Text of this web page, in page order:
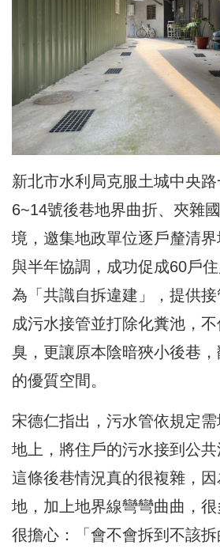
新北市水利局克服土城中央
6~14號後巷地界曲折、夾雜
境，邀集地政單位逐戶釐清
與半年協調，成功促成60戶
為「共識自拆違建」，提供
成污水接管並打除化糞池，
臭，更讓原本陰暗狹小後巷
的優質空間。
宋德仁指出，污水管依規定
地上，將住戶的污水接到公
這條後巷情況真的很複雜，
地，加上地界線彎彎曲曲，
很擔心：「會不會拆到不該